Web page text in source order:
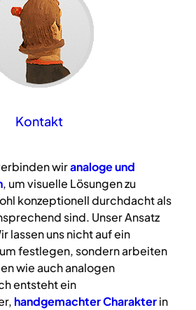
Kontakt
wiranalogeund
, um visuelle Lösungen zu
konzeptionell durchdacht als
sind. Unser Ansatz
lassen uns nicht auf ein
festlegen, sondern arbeiten
wie auch analogen
entsteht ein
handgemachter Charakterin